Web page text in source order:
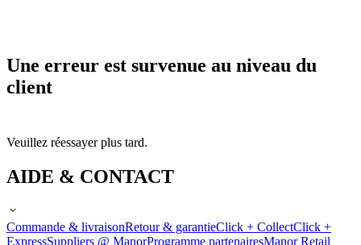
Une erreur est survenue au niveau du
client
Veuillez réessayer plus tard.
AIDE & CONTACT
Commande & livraisonRetour & garantieClick + CollectClick +
ExpressSuppliers @ ManorProgramme partenairesManor Retail